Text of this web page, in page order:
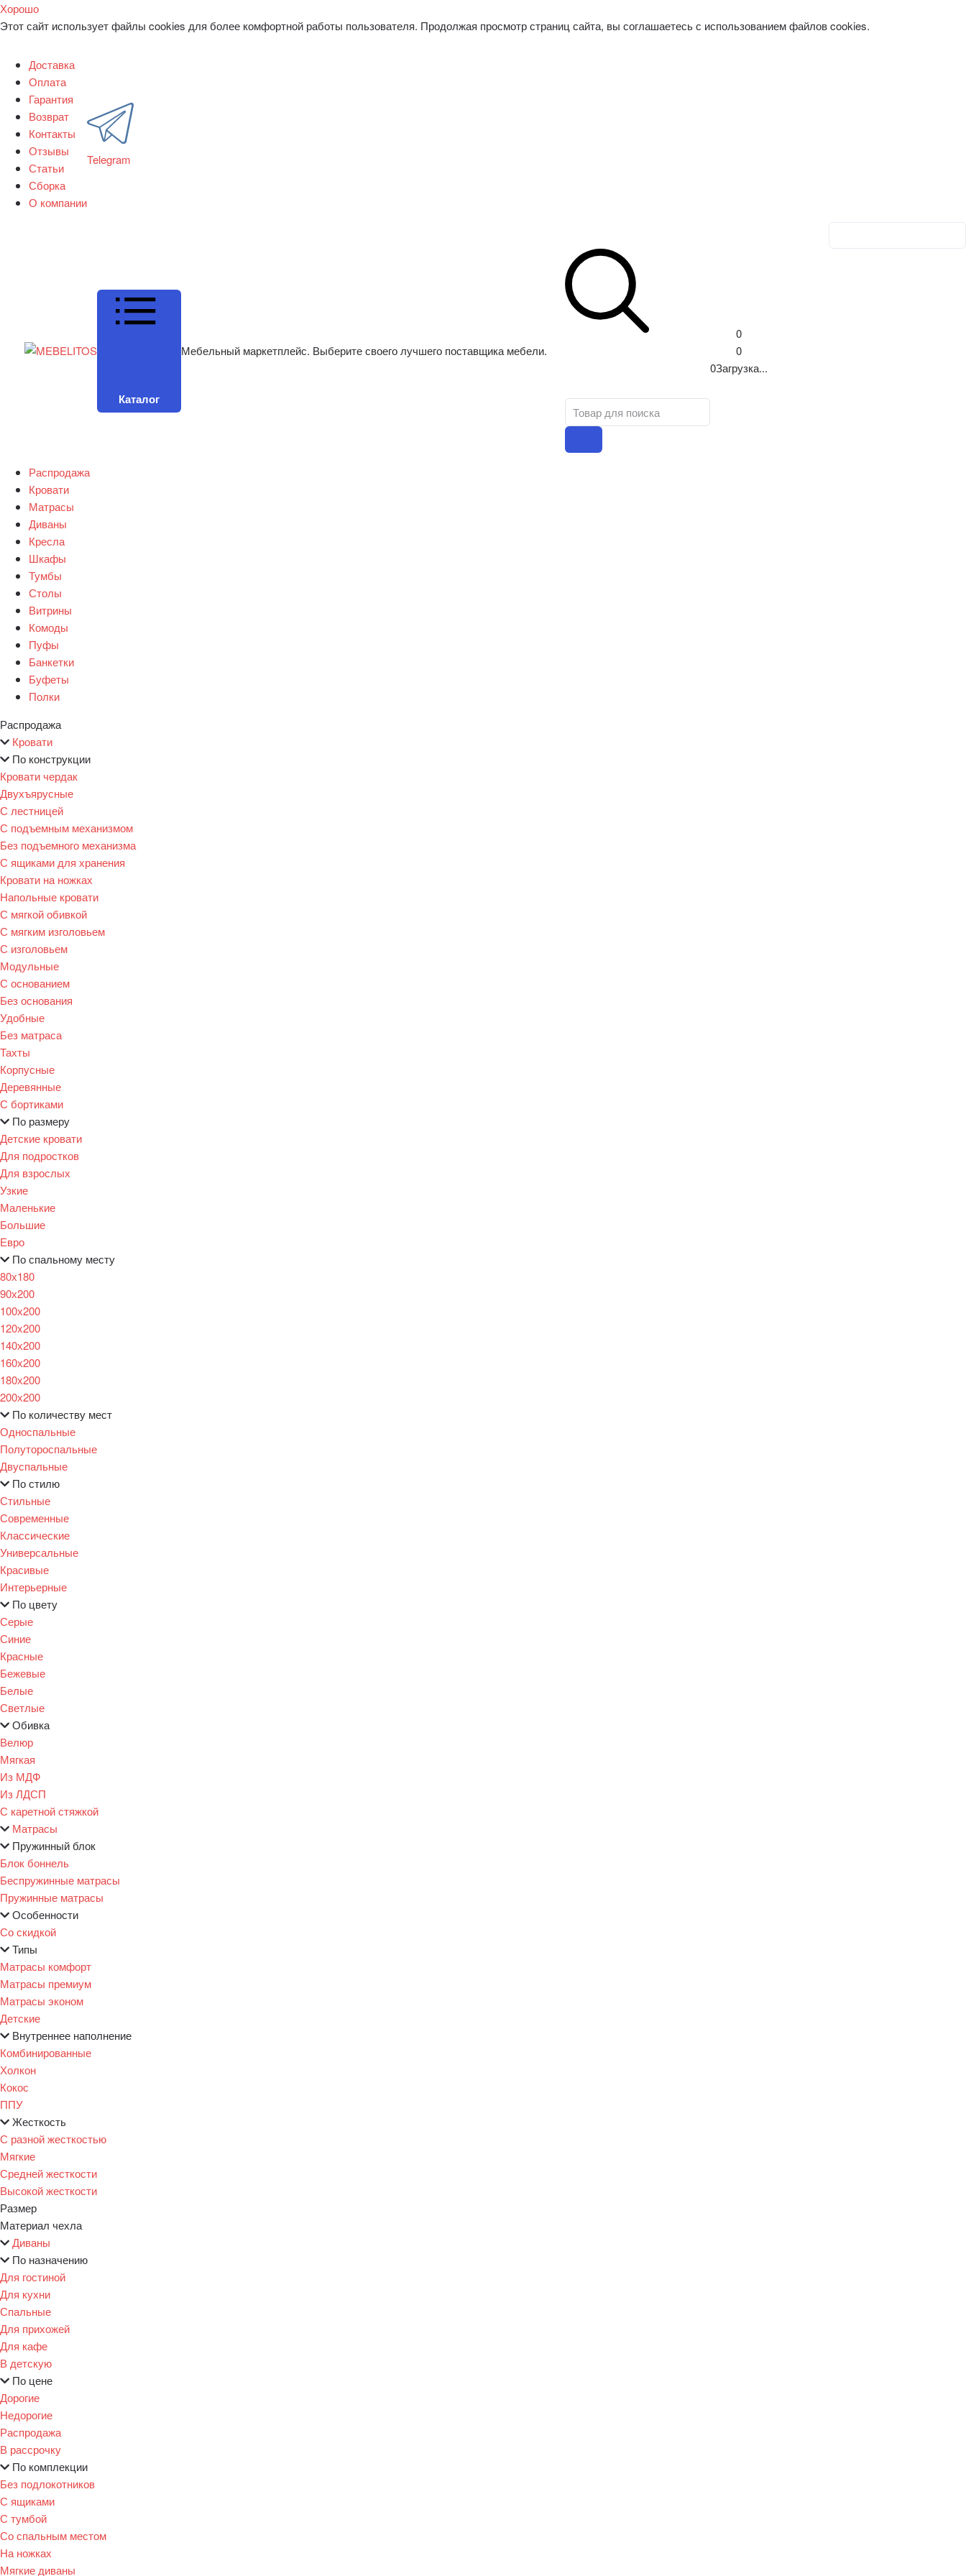
Хорошо
Этот сайт использует файлы cookies для более комфортной работы пользователя. Продолжая просмотр страниц сайта, вы соглашаетесь с использованием файлов cookies.
Доставка
Оплата
Гарантия
Возврат
Контакты
Отзывы
Статьи
Сборка
О компании
Telegram
Каталог
Мебельный маркетплейс. Выберите своего лучшего поставщика мебели.
0
0
0Загрузка...
Распродажа
Кровати
Матрасы
Диваны
Кресла
Шкафы
Тумбы
Столы
Витрины
Комоды
Пуфы
Банкетки
Буфеты
Полки
Распродажа
Кровати
По конструкции
Кровати чердак
Двухъярусные
С лестницей
С подъемным механизмом
Без подъемного механизма
С ящиками для хранения
Кровати на ножках
Напольные кровати
С мягкой обивкой
С мягким изголовьем
С изголовьем
Модульные
С основанием
Без основания
Удобные
Без матраса
Тахты
Корпусные
Деревянные
С бортиками
По размеру
Детские кровати
Для подростков
Для взрослых
Узкие
Маленькие
Большие
Евро
По спальному месту
80х180
90х200
100х200
120x200
140х200
160х200
180х200
200х200
По количеству мест
Односпальные
Полутороспальные
Двуспальные
По стилю
Стильные
Современные
Классические
Универсальные
Красивые
Интерьерные
По цвету
Серые
Синие
Красные
Бежевые
Белые
Светлые
Обивка
Велюр
Мягкая
Из МДФ
Из ЛДСП
С каретной стяжкой
Матрасы
Пружинный блок
Блок боннель
Беспружинные матрасы
Пружинные матрасы
Особенности
Со скидкой
Типы
Матрасы комфорт
Матрасы премиум
Матрасы эконом
Детские
Внутреннее наполнение
Комбинированные
Холкон
Кокос
ППУ
Жесткость
С разной жесткостью
Мягкие
Средней жесткости
Высокой жесткости
Размер
Материал чехла
Диваны
По назначению
Для гостиной
Для кухни
Спальные
Для прихожей
Для кафе
В детскую
По цене
Дорогие
Недорогие
Распродажа
В рассрочку
По комплекции
Без подлокотников
С ящиками
С тумбой
Со спальным местом
На ножках
Мягкие диваны